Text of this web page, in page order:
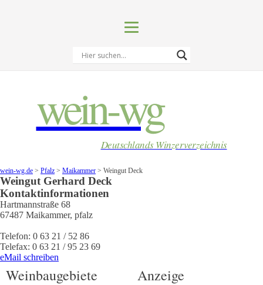
wein-wg
Deutschlands Winzerverzeichnis
wein-wg.de > Pfalz > Maikammer > Weingut Deck
Weingut Gerhard Deck
Kontaktinformationen
Hartmannstraße 68
67487 Maikammer, pfalz
Telefon: 0 63 21 / 52 86
Telefax: 0 63 21 / 95 23 69
eMail schreiben
Weinbaugebiete Anzeige